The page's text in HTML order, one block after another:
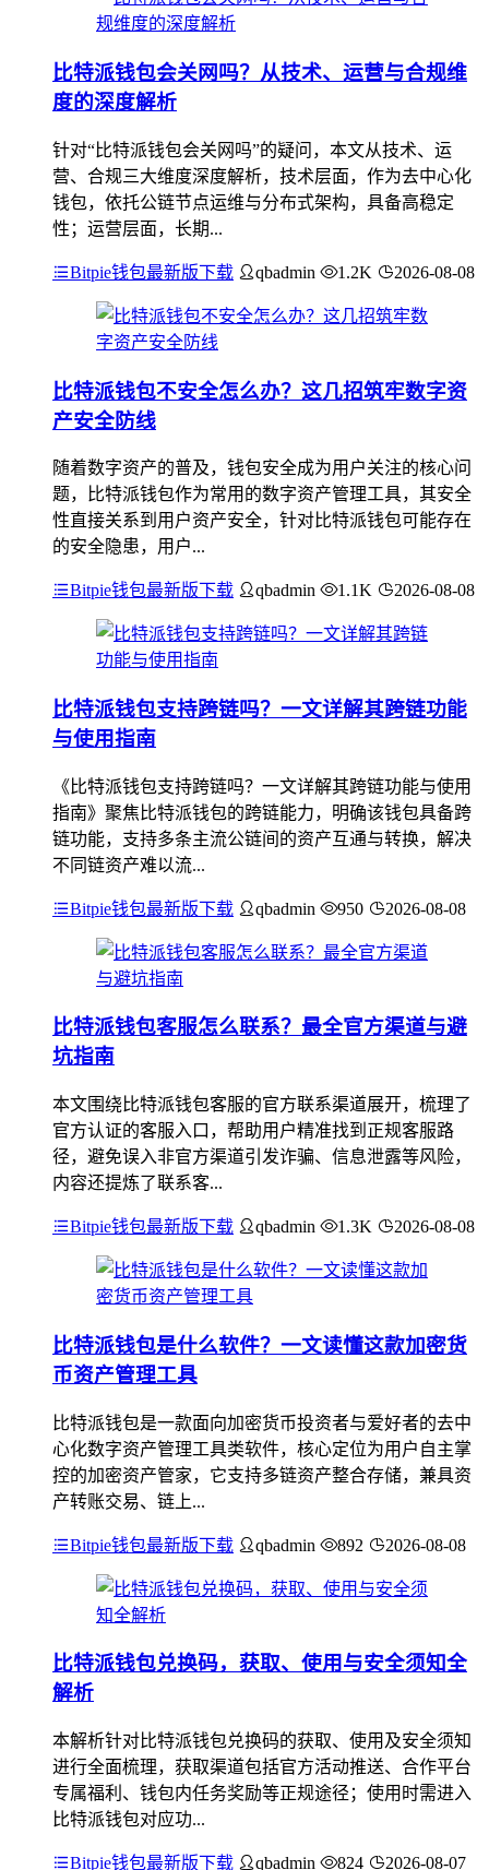
比特派钱包会关网吗？从技术、运营与合规维
度的深度解析
针对“比特派钱包会关网吗”的疑问，本文从技术、运
营、合规三大维度深度解析，技术层面，作为去中心化
钱包，依托公链节点运维与分布式架构，具备高稳定
性；运营层面，长期...
Bitpie钱包最新版下载 qbadmin 1.2K 2026-08-08
比特派钱包不安全怎么办？这几招筑牢数字资
产安全防线
随着数字资产的普及，钱包安全成为用户关注的核心问
题，比特派钱包作为常用的数字资产管理工具，其安全
性直接关系到用户资产安全，针对比特派钱包可能存在
的安全隐患，用户...
Bitpie钱包最新版下载 qbadmin 1.1K 2026-08-08
比特派钱包支持跨链吗？一文详解其跨链功能
与使用指南
《比特派钱包支持跨链吗？一文详解其跨链功能与使用
指南》聚焦比特派钱包的跨链能力，明确该钱包具备跨
链功能，支持多条主流公链间的资产互通与转换，解决
不同链资产难以流...
Bitpie钱包最新版下载 qbadmin 950 2026-08-08
比特派钱包客服怎么联系？最全官方渠道与避
坑指南
本文围绕比特派钱包客服的官方联系渠道展开，梳理了
官方认证的客服入口，帮助用户精准找到正规客服路
径，避免误入非官方渠道引发诈骗、信息泄露等风险，
内容还提炼了联系客...
Bitpie钱包最新版下载 qbadmin 1.3K 2026-08-08
比特派钱包是什么软件？一文读懂这款加密货
币资产管理工具
比特派钱包是一款面向加密货币投资者与爱好者的去中
心化数字资产管理工具类软件，核心定位为用户自主掌
控的加密资产管家，它支持多链资产整合存储，兼具资
产转账交易、链上...
Bitpie钱包最新版下载 qbadmin 892 2026-08-08
比特派钱包兑换码，获取、使用与安全须知全
解析
本解析针对比特派钱包兑换码的获取、使用及安全须知
进行全面梳理，获取渠道包括官方活动推送、合作平台
专属福利、钱包内任务奖励等正规途径；使用时需进入
比特派钱包对应功...
Bitpie钱包最新版下载 qbadmin 824 2026-08-07